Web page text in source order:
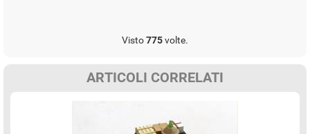
Visto775volte.
ARTICOLI CORRELATI